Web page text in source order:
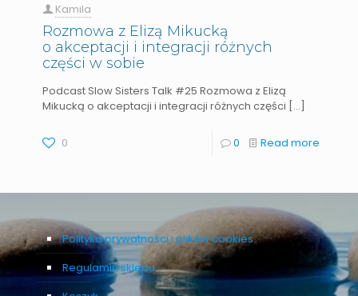
Kamila
Rozmowa z Elizą Mikucką
o akceptacji i integracji różnych
części w sobie
Podcast Slow Sisters Talk #25 Rozmowa z Elizą
Mikucką o akceptacji i integracji różnych części […]
0 0 Read more
Polityka prywatności i plików cookies
Regulamin sklepu